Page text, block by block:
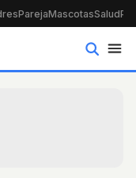
ParejaMascotasSalud